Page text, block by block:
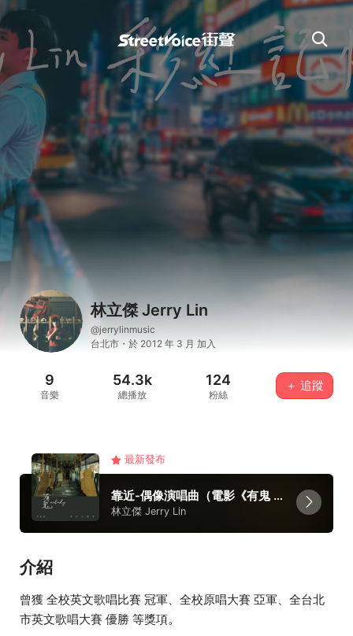
林立傑 Jerry Lin
@jerrylinmusic
台北市・於 2012 年 3 月 加入
9
音樂
54.3k
總播放
124
粉絲
＋ 追蹤
最新發布
靠近-偶像演唱曲（電影《有鬼 NoBody》電影原聲帶）
林立傑 Jerry Lin
介紹
曾獲 全校英文歌唱比賽 冠軍、全校原唱大賽 亞軍、全台北
市英文歌唱大賽 優勝 等獎項。